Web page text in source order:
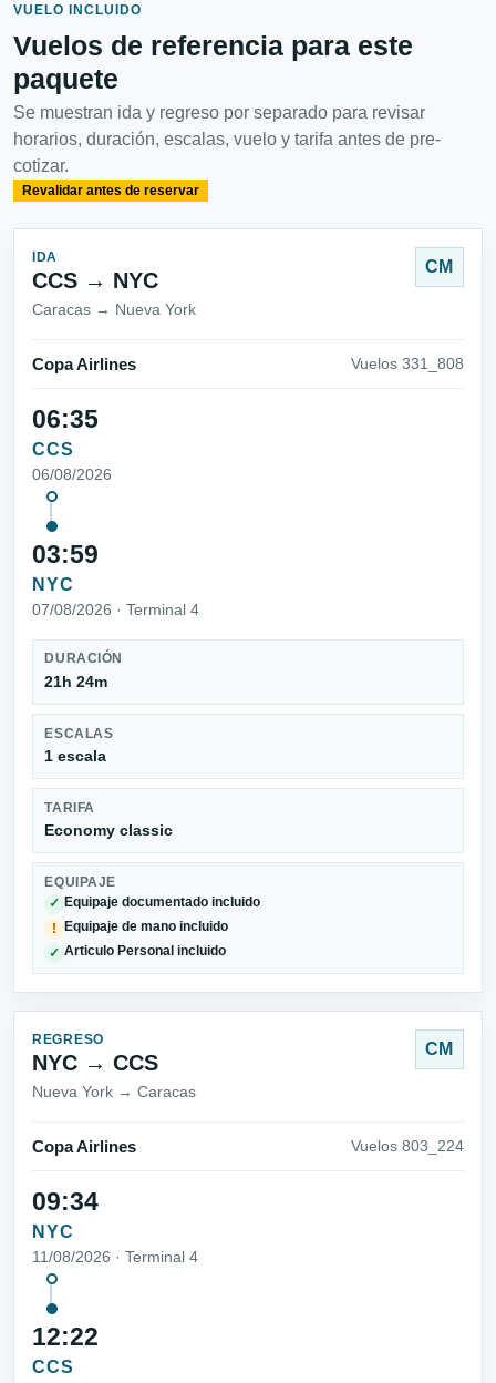
VUELO INCLUIDO
Vuelos de referencia para este
paquete
Se muestran ida y regreso por separado para revisar
horarios, duración, escalas, vuelo y tarifa antes de pre-
cotizar.
Revalidar antes de reservar
IDA
CCS → NYC
Caracas → Nueva York
CM
Copa Airlines Vuelos 331_808
06:35
CCS
06/08/2026
03:59
NYC
07/08/2026 · Terminal 4
DURACIÓN
21h 24m
ESCALAS
1 escala
TARIFA
Economy classic
EQUIPAJE
✓ Equipaje documentado incluido
! Equipaje de mano incluido
✓ Articulo Personal incluido
REGRESO
NYC → CCS
Nueva York → Caracas
CM
Copa Airlines Vuelos 803_224
09:34
NYC
11/08/2026 · Terminal 4
12:22
CCS